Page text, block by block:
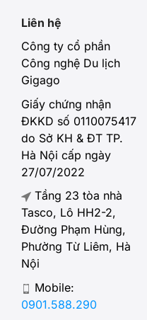
Liên hệ
Công ty cổ phần
Công nghệ Du lịch
Gigago
Giấy chứng nhận
ĐKKD số 0110075417
do Sở KH & ĐT TP.
Hà Nội cấp ngày
27/07/2022
Tầng 23 tòa nhà
Tasco, Lô HH2-2,
Đường Phạm Hùng,
Phường Từ Liêm, Hà
Nội
Mobile:
0901.588.290